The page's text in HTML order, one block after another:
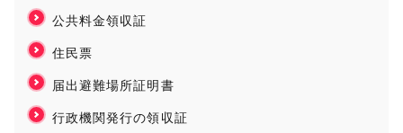
公共料金領収証
住民票
届出避難場所証明書
行政機関発行の領収証